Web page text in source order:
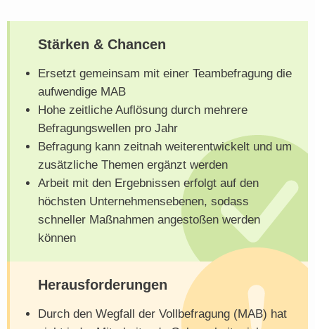
Stärken & Chancen
Ersetzt gemeinsam mit einer Teambefragung die
aufwendige MAB
Hohe zeitliche Auflösung durch mehrere
Befragungswellen pro Jahr
Befragung kann zeitnah weiterentwickelt und um
zusätzliche Themen ergänzt werden
Arbeit mit den Ergebnissen erfolgt auf den
höchsten Unternehmensebenen, sodass
schneller Maßnahmen angestoßen werden
können
Herausforderungen
Durch den Wegfall der Vollbefragung (MAB) hat